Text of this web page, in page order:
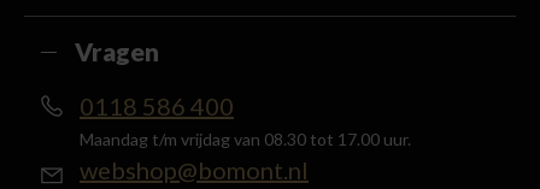
Vragen
0118 586 400
Maandag t/m vrijdag van 08.30 tot 17.00 uur.
webshop@bomont.nl